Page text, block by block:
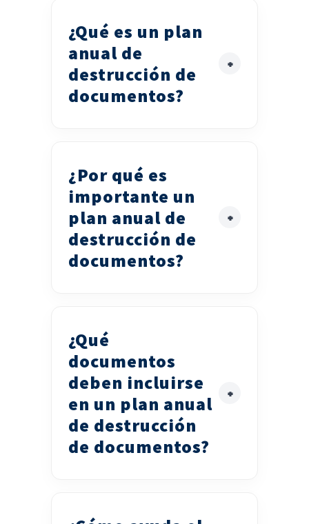
¿Qué es un plan
anual de
destrucción de
documentos?
¿Por qué es
importante un
plan anual de
destrucción de
documentos?
¿Qué
documentos
deben incluirse
en un plan anual
de destrucción
de documentos?